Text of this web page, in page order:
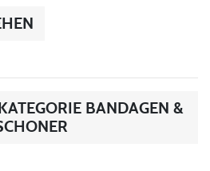
BANDAGEN &